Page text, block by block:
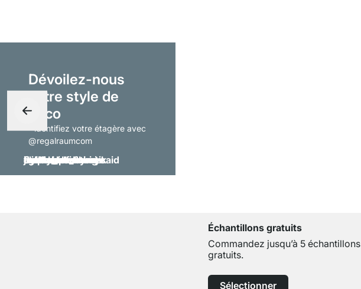
Dévoilez-nous
votre style de
déco
- identifiez votre étagère avec
@regalraumcom
Échantillons gratuits
Commandez jusqu’à 5 échantillons
gratuits.
Sélectionner